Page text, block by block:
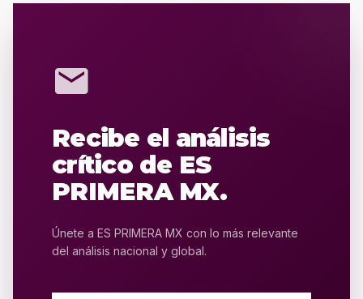
mail
Recibe el análisis
crítico de ES
PRIMERA MX.
Únete a ES PRIMERA MX con lo más relevante
del análisis nacional y global.